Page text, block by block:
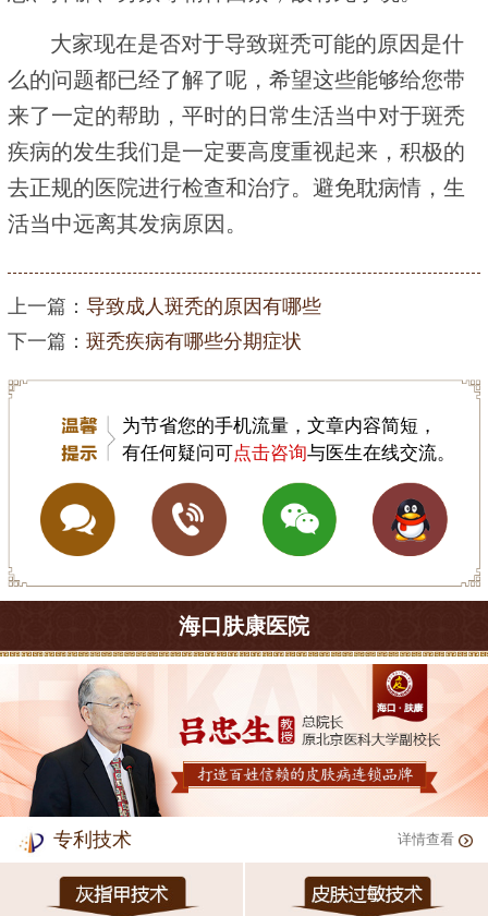
大家现在是否对于导致斑秃可能的原因是什
么的问题都已经了解了呢，希望这些能够给您带
来了一定的帮助，平时的日常生活当中对于斑秃
疾病的发生我们是一定要高度重视起来，积极的
去正规的医院进行检查和治疗。避免耽病情，生
活当中远离其发病原因。
上一篇： 导致成人斑秃的原因有哪些
下一篇： 斑秃疾病有哪些分期症状
为节省您的手机流量，文章内容简短，
有任何疑问可点击咨询与医生在线交流。
海口肤康医院
专利技术 详情查看